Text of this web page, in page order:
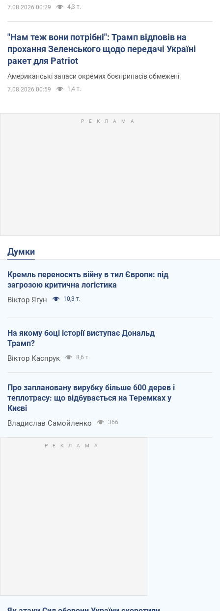
7.08.2026 00:29 4,3 т.
"Нам теж вони потрібні": Трамп відповів на
прохання Зеленського щодо передачі Україні
ракет для Patriot
Американські запаси окремих боєприпасів обмежені
7.08.2026 00:59 1,4 т.
Думки
Кремль переносить війну в тил Європи: під
загрозою критична логістика
Віктор Ягун 10,3 т.
На якому боці історії виступає Дональд
Трамп?
Віктор Каспрук 8,6 т.
Про заплановану вирубку більше 600 дерев і
теплотрасу: що відбувається на Теремках у
Києві
Владислав Самойленко 366